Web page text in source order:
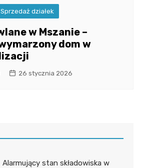
Sprzedaż działek
w Mszanie –
dom w
26 stycznia 2026
Alarmujący stan składowiska w